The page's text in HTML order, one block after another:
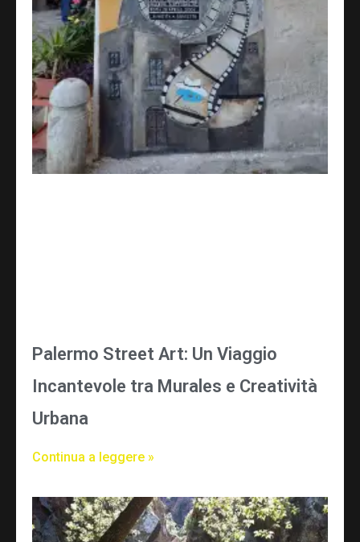
Palermo Street Art: Un Viaggio
Incantevole tra Murales e Creatività
Urbana
Continua a leggere »